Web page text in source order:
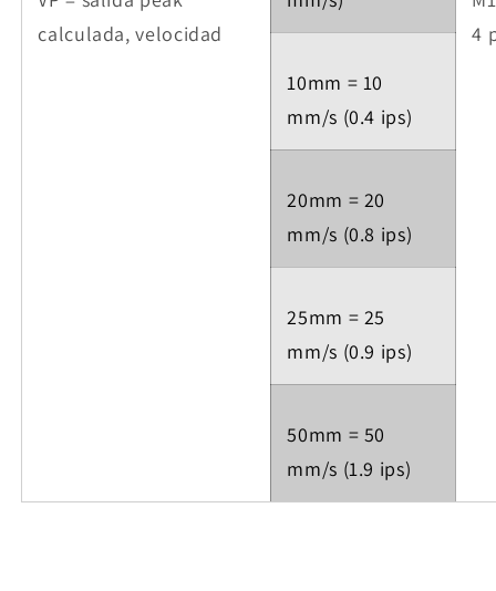
calculada, velocidad
4
10mm = 10
mm/s (0.4 ips)
20mm = 20
mm/s (0.8 ips)
25mm = 25
mm/s (0.9 ips)
50mm = 50
mm/s (1.9 ips)